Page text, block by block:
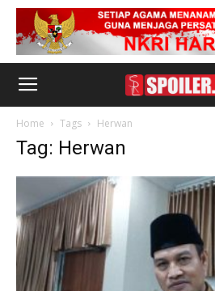
Home Tags Herwan
Tag: Herwan